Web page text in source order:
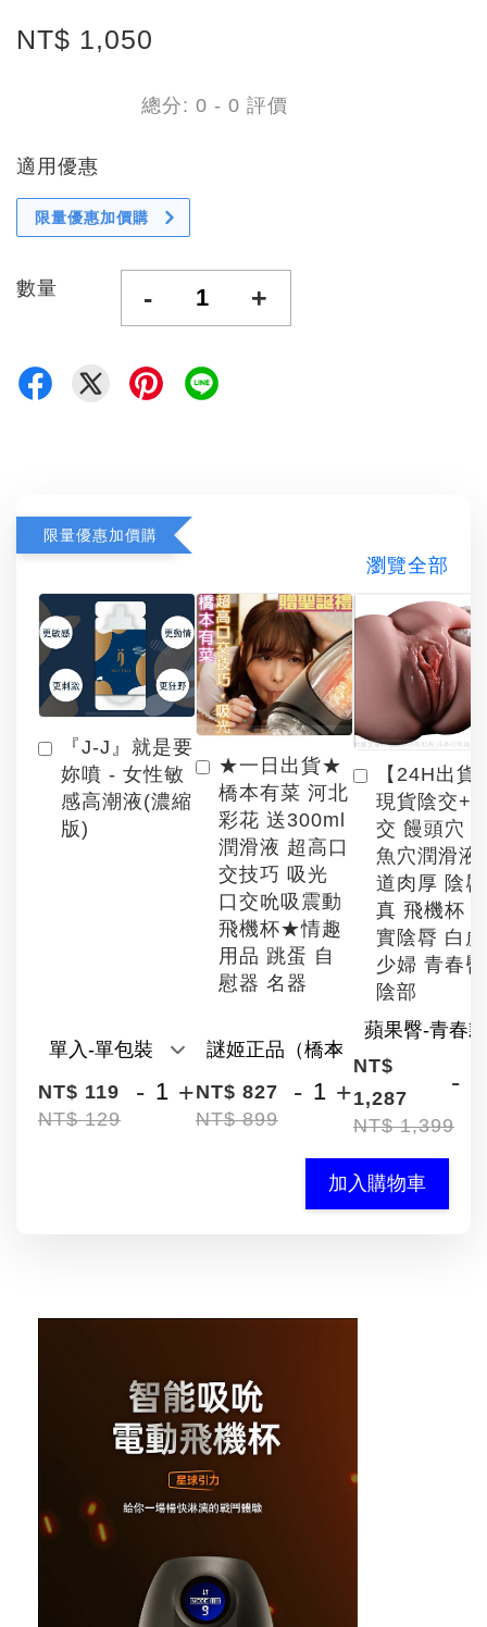
NT$ 1,050
總分: 0 - 0 評價
適用優惠
限量優惠加價購
數量 - +
限量優惠加價購
瀏覽全部
『J-J』就是要
妳噴 - 女性敏
感高潮液(濃縮
版)
NT$ 119
NT$ 129
- +
★一日出貨★
橋本有菜 河北
彩花 送300ml
潤滑液 超高口
交技巧 吸光
口交吮吸震動
飛機杯★情趣
用品 跳蛋 自
慰器 名器
NT$ 827
NT$ 899
- +
【24H出貨
現貨陰交+
交 饅頭穴
魚穴潤滑液
道肉厚 陰
真 飛機杯
實陰脣 白
少婦 青春臀
陰部
NT$
1,287
NT$ 1,399
-
加入購物車